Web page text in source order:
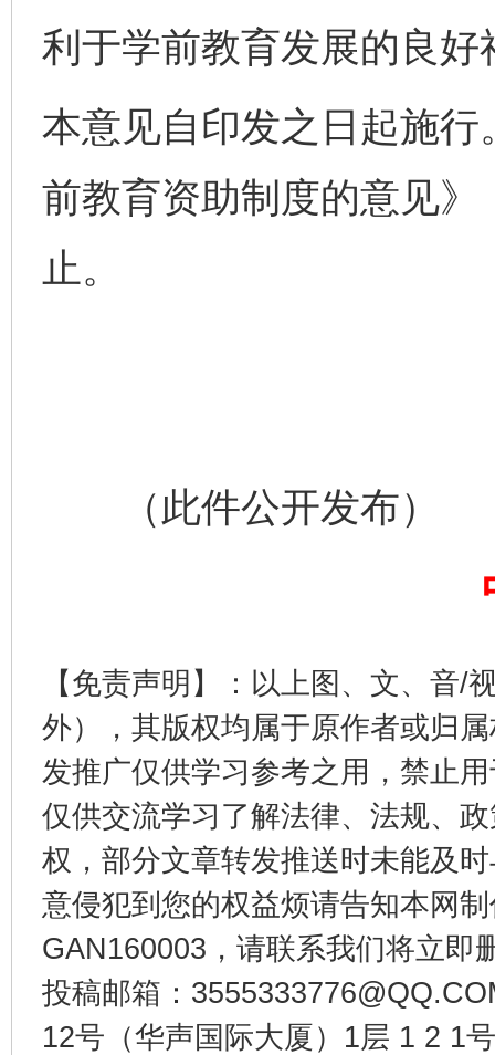
利于学前教育发展的良好
本意见自印发之日起施
前教育资助制度的意见
止。
（此件公开发布）
【免责声明】：以上图、文、音/
外），其版权均属于原作者或归
发推广仅供学习参考之用，禁止
仅供交流学习了解法律、法规、
权，部分文章转发推送时未能及
意侵犯到您的权益烦请告知本网
GAN160003，请联系我们将立即
投稿邮箱：
12号（华声国际大厦）1层 1 2 1